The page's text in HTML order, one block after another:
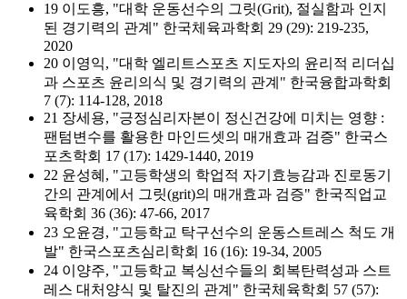
19 이도흥, "대학 운동선수의 그릿(Grit), 절실함과 인지
된 경기력의 관계" 한국체육과학회 29 (29): 219-235,
2020
20 이영익, "대학 엘리트스포츠 지도자의 윤리적 리더십
과 스포츠 윤리의식 및 경기력의 관계" 한국융합과학회
7 (7): 114-128, 2018
21 장세용, "긍정심리자본이 정신건강에 미치는 영향 :
팬텀변수를 활용한 마인드셋의 매개효과 검증" 한국스
포츠학회 17 (17): 1429-1440, 2019
22 윤성혜, "고등학생의 학업적 자기효능감과 진로동기
간의 관계에서 그릿(grit)의 매개효과 검증" 한국직업교
육학회 36 (36): 47-66, 2017
23 오윤경, "고등학교 탁구선수의 운동스트레스 척도 개
발" 한국스포츠심리학회 16 (16): 19-34, 2005
24 이양주, "고등학교 복싱선수들의 회복탄력성과 스트
레스 대처양식 및 탈진의 관계" 한국체육학회 57 (57):